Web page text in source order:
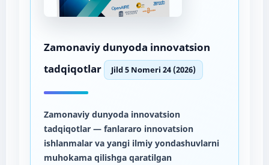
Zamonaviy dunyoda innovatsion
tadqiqotlar
Jild 5 Nomeri 24 (2026)
Zamonaviy dunyoda innovatsion
tadqiqotlar— fanlararo innovatsion
ishlanmalar va yangi ilmiy yondashuvlarni
muhokama qilishga qaratilgan